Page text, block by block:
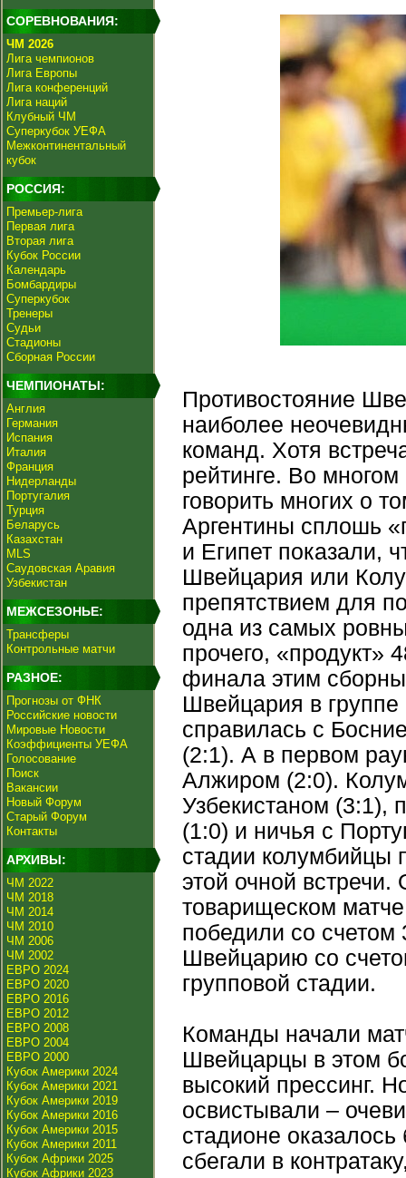
СОРЕВНОВАНИЯ:
ЧМ 2026
Лига чемпионов
Лига Европы
Лига конференций
Лига наций
Клубный ЧМ
Суперкубок УЕФА
Межконтинентальный
кубок
РОССИЯ:
Премьер-лига
Первая лига
Вторая лига
Кубок России
Календарь
Бомбардиры
Суперкубок
Тренеры
Судьи
Стадионы
Сборная России
ЧЕМПИОНАТЫ:
Англия
Германия
Испания
Италия
Франция
Нидерланды
Португалия
Турция
Беларусь
Казахстан
MLS
Саудовская Аравия
Узбекистан
МЕЖСЕЗОНЬЕ:
Трансферы
Контрольные матчи
РАЗНОЕ:
Прогнозы от ФНК
Российские новости
Мировые Новости
Коэффициенты УЕФА
Голосование
Поиск
Вакансии
Новый Форум
Старый Форум
Контакты
АРХИВЫ:
ЧМ 2022
ЧМ 2018
ЧМ 2014
ЧМ 2010
ЧМ 2006
ЧМ 2002
ЕВРО 2024
ЕВРО 2020
ЕВРО 2016
ЕВРО 2012
ЕВРО 2008
ЕВРО 2004
ЕВРО 2000
Кубок Америки 2024
Кубок Америки 2021
Кубок Америки 2019
Кубок Америки 2016
Кубок Америки 2015
Кубок Америки 2011
Кубок Африки 2025
Кубок Африки 2023
Противостояние
наиболее
команд. Хотя
рейтинге. Во многом
говорить многих о
Аргентины сплошь
и Египет показали,
Швейцария или
препятствием для
одна из самых
прочего, «продукт»
финала этим
Швейцария в
справилась с
(2:1). А в первом
Алжиром (2:0).
Узбекистаном (3:1),
(1:0) и ничья с
стадии колумбийцы
этой очной
товарищеском
победили со
Швейцарию со
групповой стадии.
Команды начали
Швейцарцы в этом
высокий прессинг.
освистывали –
стадионе
сбегали в